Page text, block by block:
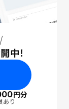
中！
円分
り